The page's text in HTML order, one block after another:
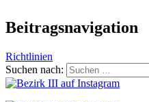
Beitragsnavigation
Richtlinien
Suchen nach: